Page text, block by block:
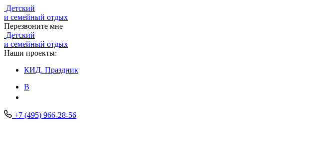
Детский
и семейный отдых
Перезвоните мне
Детский
и семейный отдых
Наши проекты:
КИД. Праздник
В
+7 (495) 966-28-56